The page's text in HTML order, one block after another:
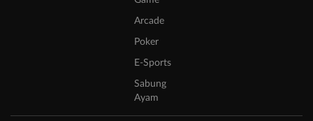
Arcade
Poker
E-Sports
Sabung
Ayam